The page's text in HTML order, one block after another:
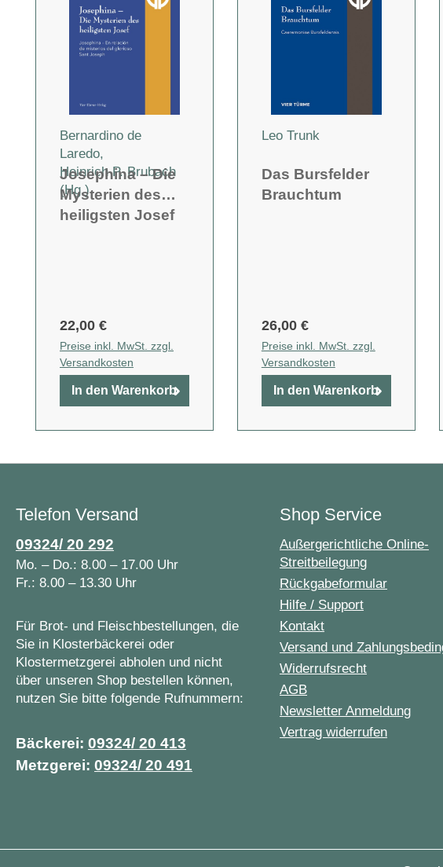
Bernardino de
Laredo,
Heinrich P. Brubach
(Hg.)
Josephina – Die
Mysterien des
heiligsten Josef
22,00 €
Preise inkl. MwSt. zzgl.
Versandkosten
In den Warenkorb
Leo Trunk
Das Bursfelder
Brauchtum
26,00 €
Preise inkl. MwSt. zzgl.
Versandkosten
In den Warenkorb
Telefon Versand
09324/ 20 292
Mo. – Do.: 8.00 – 17.00 Uhr
Fr.: 8.00 – 13.30 Uhr
Für Brot- und Fleischbestellungen, die
Sie in Klosterbäckerei oder
Klostermetzgerei abholen und nicht
über unseren Shop bestellen können,
nutzen Sie bitte folgende Rufnummern:
Bäckerei: 09324/ 20 413
Metzgerei: 09324/ 20 491
Shop Service
Außergerichtliche Online-
Streitbeilegung
Rückgabeformular
Hilfe / Support
Kontakt
Versand und
Widerrufsrecht
AGB
Newsletter Anmeldung
Vertrag widerrufen